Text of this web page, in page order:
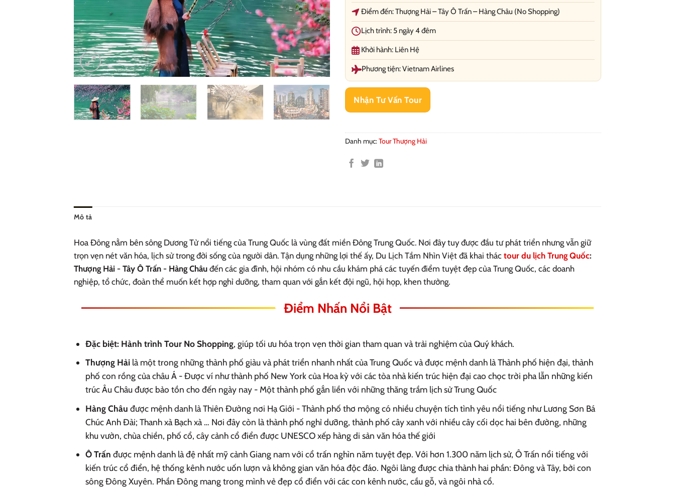
Điểm đến: Thượng Hải – Tây Ô Trấn – Hàng Châu (No Shopping)
Lịch trình: 5 ngày 4 đêm
Khởi hành: Liên Hệ
Phương tiện: Vietnam Airlines
Nhận Tư Vấn Tour
Danh mục:Tour Thượng Hải
Mô tả
Hoa Đông nằm bên sông Dương Tử nổi tiếng của Trung Quốc là vùng đất miền Đông Trung Quốc. Nơi đây tuy được đầu tư phát triển nhưng vẫn giữ
trọn vẹn nét văn hóa, lịch sử trong đời sống của người dân. Tận dụng những lợi thế ấy, Du Lịch Tầm Nhìn Việt đã khai thác tour du lịch Trung Quốc:
Thượng Hải - Tây Ô Trấn - Hàng Châu đến các gia đình, hội nhóm có nhu cầu khám phá các tuyến điểm tuyệt đẹp của Trung Quốc, các doanh
nghiệp, tổ chức, đoàn thể muốn kết hợp nghỉ dưỡng, tham quan với gắn kết đội ngũ, hội họp, khen thưởng.
Điểm Nhấn Nổi Bật
Đặc biệt: Hành trình Tour No Shopping, giúp tối ưu hóa trọn vẹn thời gian tham quan và trải nghiệm của Quý khách.
Thượng Hảilà một trong những thành phố giàu và phát triển nhanh nhất của Trung Quốc và được mệnh danh là Thành phố hiện đại, thành
phố con rồng của châu Á - Được ví như thành phố New York của Hoa kỳ với các tòa nhà kiến trúc hiện đại cao chọc trời pha lẫn những kiến
trúc Âu Châu được bảo tồn cho đến ngày nay - Một thành phố gắn liền với những thăng trầm lịch sử Trung Quốc
Hàng Châu được mệnh danh là Thiên Đường nơi Hạ Giới - Thành phố thơ mộng có nhiều chuyện tích tình yêu nổi tiếng như Lương Sơn Bá
Chúc Anh Đài; Thanh xà Bạch xà … Nơi đây còn là thành phố nghỉ dưỡng, thành phố cây xanh với nhiều cây cối dọc hai bên đường, những
khu vườn, chùa chiền, phố cổ, cây cảnh cổ điển được UNESCO xếp hàng di sản văn hóa thế giới
Ô Trấn được mệnh danh là đệ nhất mỹ cảnh Giang nam với cổ trấn nghìn năm tuyệt đẹp. Với hơn 1.300 năm lịch sử, Ô Trấn nổi tiếng với
kiến trúc cổ điển, hệ thống kênh nước uốn lượn và không gian văn hóa độc đáo. Ngôi làng được chia thành hai phần: Đông và Tây, bởi con
sông Đông Xuyên. Phần Đông mang trong mình vẻ đẹp cổ điển với các con kênh nước, cầu gỗ, và ngôi nhà cổ.